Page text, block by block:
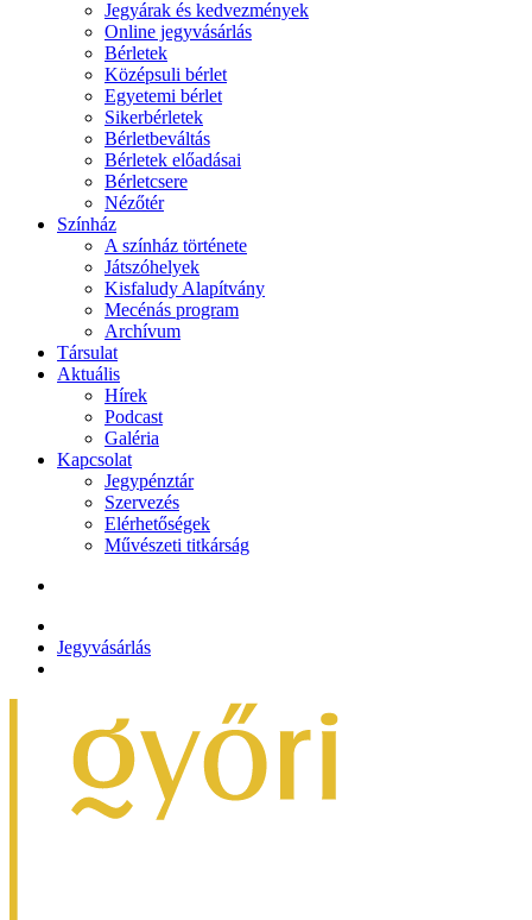
Jegyárak és kedvezmények
Online jegyvásárlás
Bérletek
Középsuli bérlet
Egyetemi bérlet
Sikerbérletek
Bérletbeváltás
Bérletek előadásai
Bérletcsere
Nézőtér
Színház
A színház története
Játszóhelyek
Kisfaludy Alapítvány
Mecénás program
Archívum
Társulat
Aktuális
Hírek
Podcast
Galéria
Kapcsolat
Jegypénztár
Szervezés
Elérhetőségek
Művészeti titkárság
Jegyvásárlás